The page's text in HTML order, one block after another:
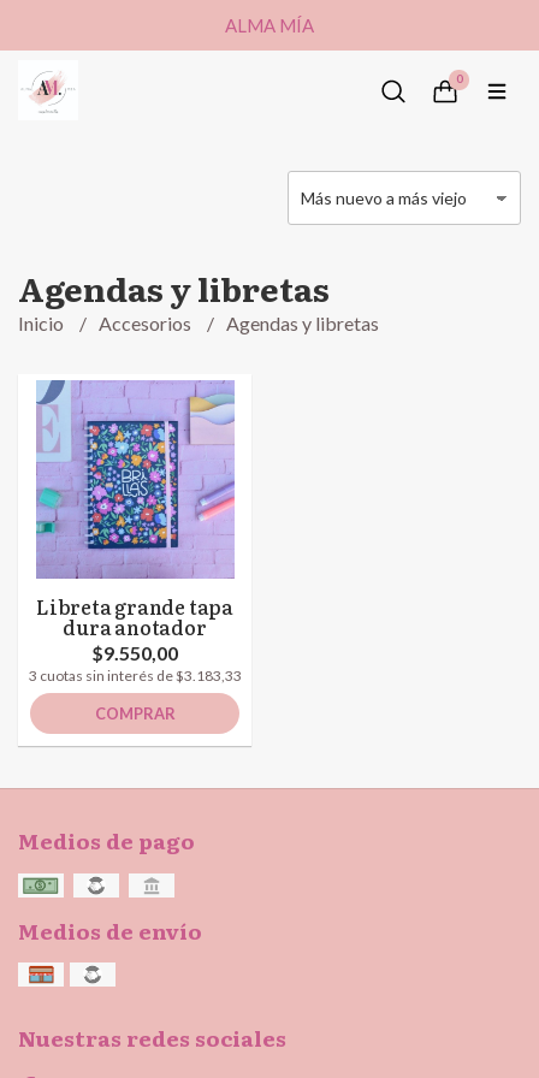
ALMA MÍA
0
Agendas y libretas
Inicio Accesorios Agendas y libretas
Libreta grande tapa
dura anotador
$9.550,00
3 cuotas sin interés de $3.183,33
COMPRAR
Medios de pago
Medios de envío
Nuestras redes sociales